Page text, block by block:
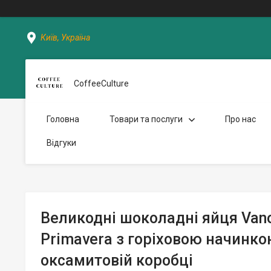
Київ, Україна
CoffeeCulture
Головна Товари та послуги Про нас
Відгуки
Великодні шоколадні яйця
Primavera з горіховою
оксамитовій коробці